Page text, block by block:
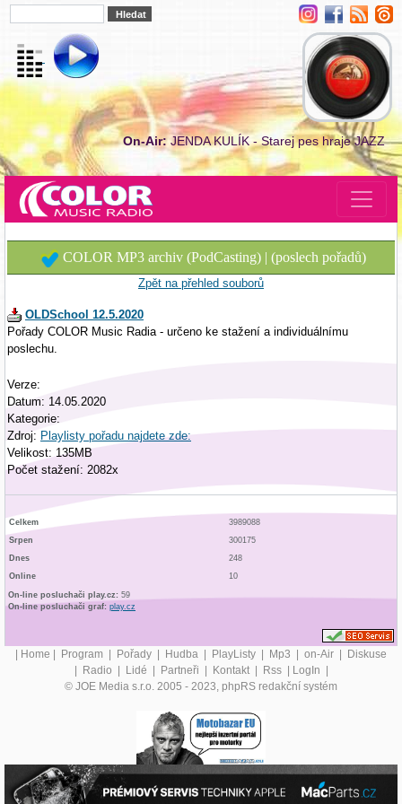
On-Air:JENDA KULÍK - Starej pes hraje JAZZ
COLOR MP3 archiv (PodCasting) | (poslech pořadů)
Zpět na přehled souborů
OLDSchool 12.5.2020
Pořady COLOR Music Radia - určeno ke stažení a individuálnímu
poslechu.
Verze:
Datum: 14.05.2020
Kategorie:
Zdroj: Playlisty pořadu najdete zde:
Velikost: 135MB
Počet stažení: 2082x
Celkem
3989088
Srpen
300175
Dnes
248
Online
10
On-line posluchači play.cz: 59
On-line posluchači graf: play.cz
| Home | Program | Pořady | Hudba | PlayListy | Mp3 | on-Air | Diskuse
| Radio | Lidé | Partneři | Kontakt | Rss | LogIn |
© JOE Media s.r.o. 2005 - 2023, phpRS redakční systém